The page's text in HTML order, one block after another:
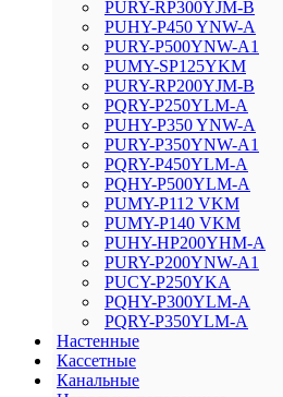
PURY-RP300YJM-B
PUHY-P450 YNW-A
PURY-P500YNW-A1
PUMY-SP125YKM
PURY-RP200YJM-B
PQRY-P250YLM-A
PUHY-P350 YNW-A
PURY-P350YNW-A1
PQRY-P450YLM-A
PQHY-P500YLM-A
PUMY-P112 VKM
PUMY-P140 VKM
PUHY-HP200YHM-A
PURY-P200YNW-A1
PUCY-P250YKA
PQHY-P300YLM-A
PQRY-P350YLM-A
Настенные
Кассетные
Канальные